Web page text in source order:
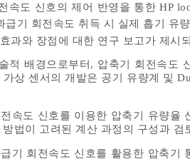
속도 신호의 제어 반영을 통한 HP
급기 회전속도 취득 시 실제 흡기 유
과와 장점에 대한 연구 보고가 제시
적 배경으로부터, 압축기 회전속도
상 센서의 개발은 공기 유량계 및
속도 신호를 이용한 압축기 유량율
법이 고려된 계산 과정의 구성과 검
기 회전속도 신호를 활용한 압축기